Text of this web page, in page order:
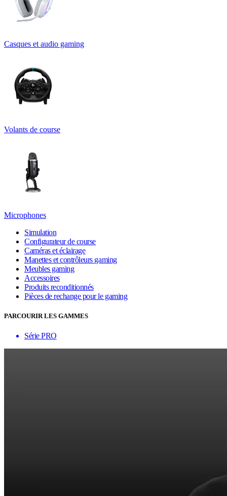
Casques et audio gaming
Volants de course
Microphones
Simulation
Configurateur de course
Caméras et éclairage
Manettes et contrôleurs gaming
Meubles gaming
Accessoires
Produits reconditionnés
Pièces de rechange pour le gaming
PARCOURIR LES GAMMES
Série PRO